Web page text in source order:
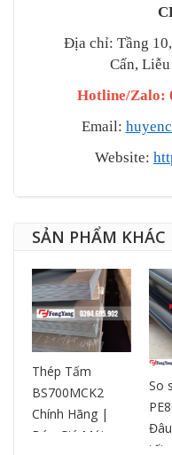
Địa chỉ: Tầng
Cấn,
Hotline/Zalo:
Email:
Website:
SẢN PHẨM KHÁC
Thép Tấm
BS700MCK2
Chính Hãng |
Báo Giá Mới
So
tối